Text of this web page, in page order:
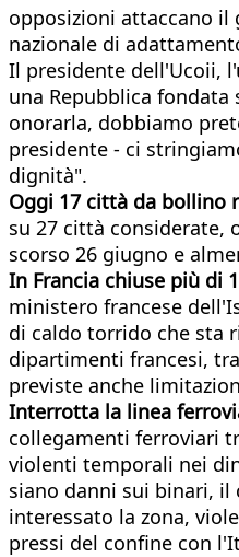
opposizioni attaccano il
nazionale di
Il presidente dell'Ucoii,
una Repubblica
onorarla, dobbiamo
presidente - ci
dignità".
Oggi 17 città da bollino
su 27 città considerate,
scorso 26 giugno e
In Francia chiuse più di
ministero francese
di caldo torrido che sta
dipartimenti francesi,
previste anche
Interrotta la linea
collegamenti ferroviari
violenti temporali nei
siano danni sui binari, il
interessato la zona,
pressi del confine con